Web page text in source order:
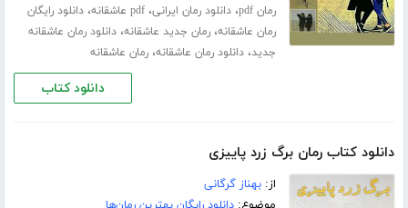
رمان pdf ،دانلود رمان ایرانی،pdf عاشقانه ،دانلود رایگان
رمان عاشقانه،رمان جدید عاشقانه،دانلود رمان عاشقانه
جدید،دانلود رمان عاشقانه،رمان عاشقانه
دانلود کتاب
دانلود کتاب رمان برگ زرد پاییزی
از:بهناز گرگانی